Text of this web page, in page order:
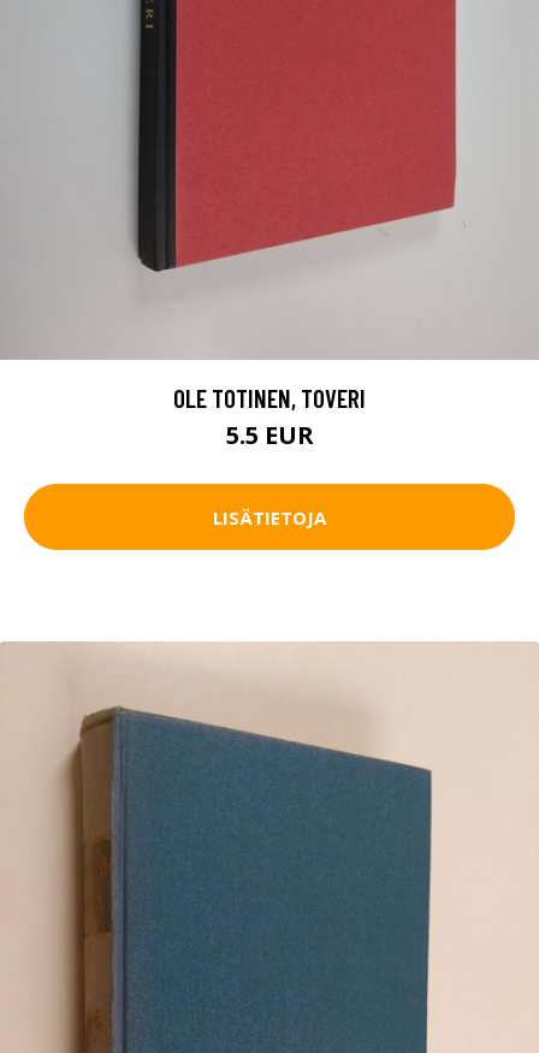
OLE TOTINEN, TOVERI
5.5 EUR
LISÄTIETOJA